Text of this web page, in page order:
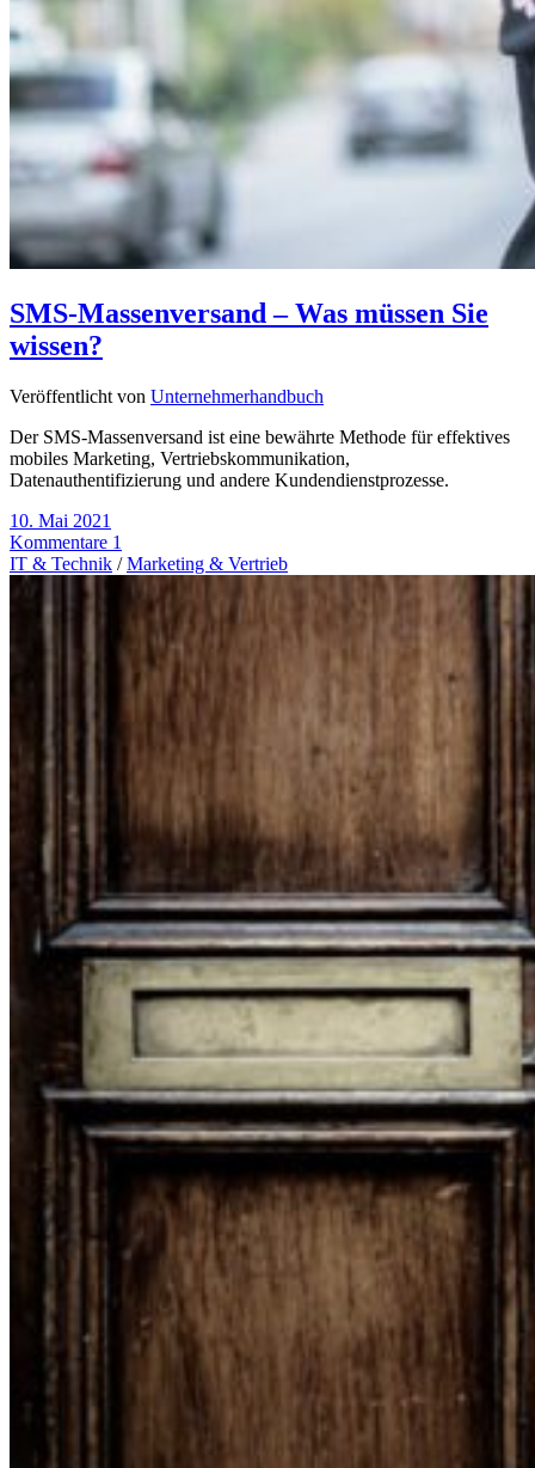
SMS-Massenversand – Was müssen Sie
wissen?
Veröffentlicht von Unternehmerhandbuch
Der SMS-Massenversand ist eine bewährte Methode für effektives
mobiles Marketing, Vertriebskommunikation,
Datenauthentifizierung und andere Kundendienstprozesse.
10. Mai 2021
Kommentare 1
IT & Technik /Marketing & Vertrieb